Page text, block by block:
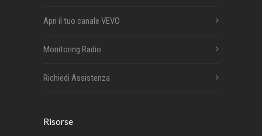
Apri il tuo canale VEVO
Monitoring Radio
Richiedi Assistenza
Risorse